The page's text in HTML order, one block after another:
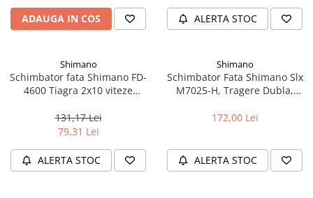
Sei
Coliere si cleme sa
Angrenaje bicicleta
Foi angrenaj
Butuci pedalieri
Brat pedalier
Schimbator de viteze bicicleta
ADAUGA IN COS ALERTA STOC
Shimano
Schimbator fata Shimano FD-
4600 Tiagra 2x10 viteze
131,17 Lei
79,31 Lei
ALERTA STOC
Shimano
Schimbator Fata Shimano Slx
M7025-H, Tragere Dubla,
69, Pt 2X11Vit
172,00 Lei
ALERTA STOC